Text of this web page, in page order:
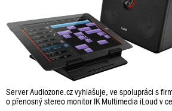
Server Audiozone.cz vyhlašuje, ve spolupráci s
o přenosný stereo monitor IK Multimedia iLoud v